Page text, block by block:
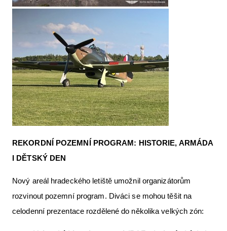
REKORDNÍ POZEMNÍ PROGRAM: HISTORIE, ARMÁDA
I DĚTSKÝ DEN
Nový areál hradeckého letiště umožnil organizátorům
rozvinout pozemní program. Diváci se mohou těšit na
celodenní prezentace rozdělené do několika velkých zón: